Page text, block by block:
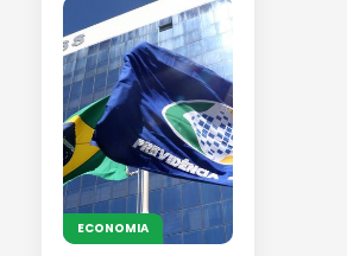
ECONOMIA